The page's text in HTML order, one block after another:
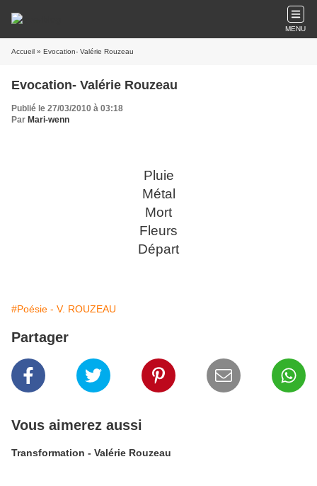
MENU
Accueil » Evocation- Valérie Rouzeau
Evocation- Valérie Rouzeau
Publié le 27/03/2010 à 03:18
Par Mari-wenn
Pluie
Métal
Mort
Fleurs
Départ
#Poésie - V. ROUZEAU
Partager
Vous aimerez aussi
Transformation - Valérie Rouzeau